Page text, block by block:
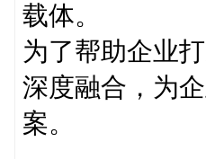
载体。
为了帮助企业
深度融合，为
案。